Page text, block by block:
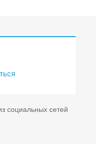
социальных сетей